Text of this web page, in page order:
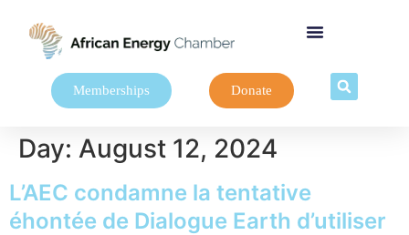
Memberships Donate
Day: August 12, 2024
L’AEC condamne la tentative
éhontée de Dialogue Earth d’utiliser